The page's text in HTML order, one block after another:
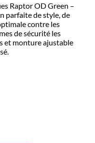
Raptor OD Green –
parfaite de style, de
contre les
de sécurité les
et monture ajustable